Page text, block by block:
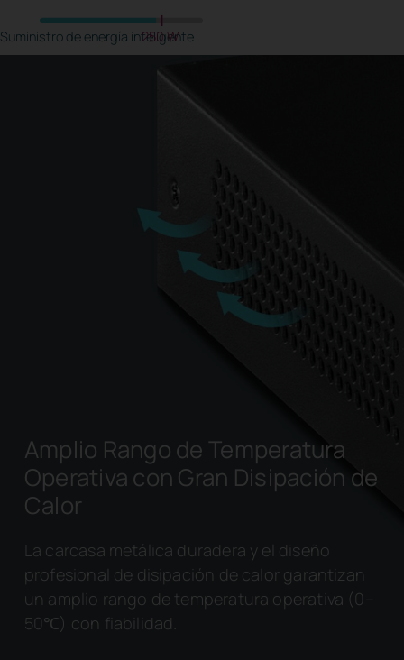
Suministro de energía inteligente
250 W
Amplio Rango de Temperatura
Operativa con Gran Disipación de
Calor
La carcasa metálica duradera y el diseño
profesional de disipación de calor garantizan
un amplio rango de temperatura operativa (0–
50℃) con fiabilidad.